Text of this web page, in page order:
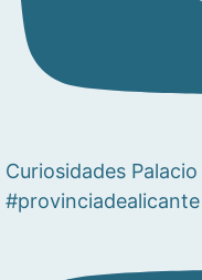
Curiosidades
#provinciadealicante